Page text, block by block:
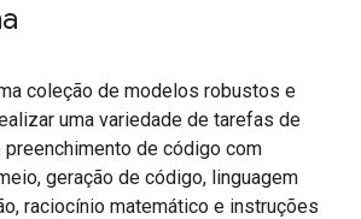
coleção de modelos robustos e
uma variedade de tarefas de
preenchimento de código com
geração de código, linguagem
raciocínio matemático e instruções